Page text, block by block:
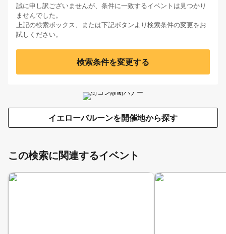
誠に申し訳ございませんが、条件に一致するイベントは見つかり
ませんでした。
上記の検索ボックス、または下記ボタンより検索条件の変更をお
試しください。
検索条件を変更する
イエローバルーンを開催地から探す
この検索に関連するイベント